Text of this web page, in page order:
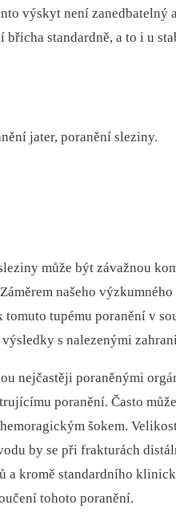
výskyt není zanedbatelný
břicha standardně, a to i u
jater, poranění sleziny.
může být závažnou
našeho
tomuto tupému poranění v
s nalezenými
nejčastěji poraněnými
poranění. Často
šokem.
by se při frakturách
a kromě standardního
tohoto poranění.